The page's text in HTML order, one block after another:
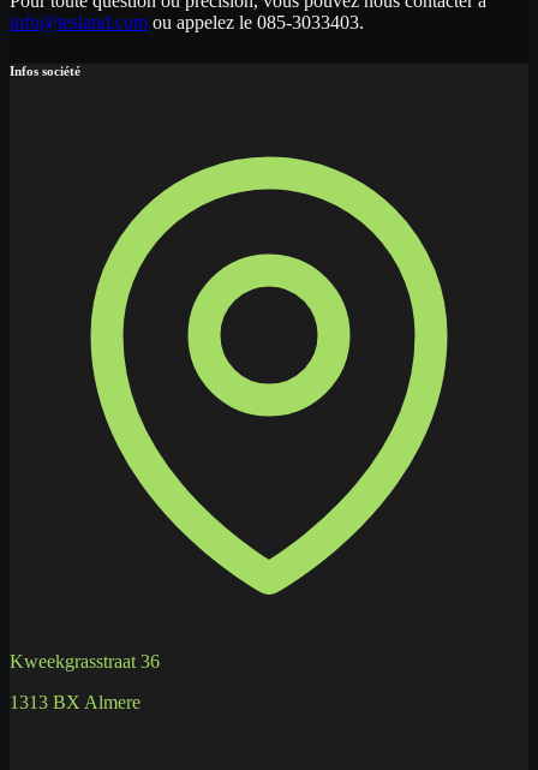
info@tesland.com ou appelez le 085-3033403.
Infos société
Kweekgrasstraat 36
1313 BX Almere